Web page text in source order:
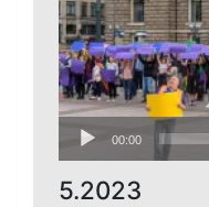
Audio-
Player
00:00
5.2023